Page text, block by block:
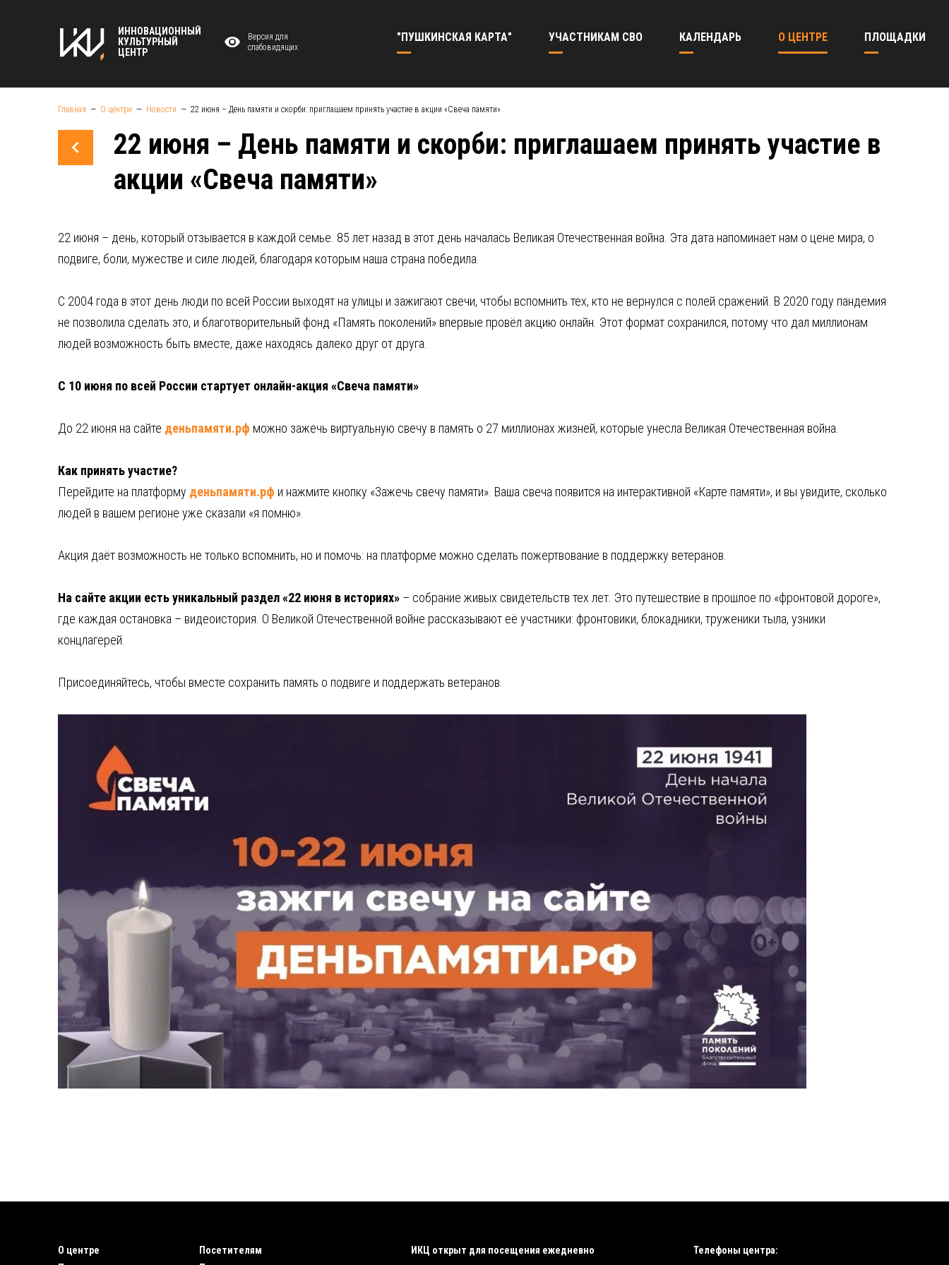
ИННОВАЦИОННЫЙ
КУЛЬТУРНЫЙ
ЦЕНТР
Версия для
слабовидящих
"ПУШКИНСКАЯ КАРТА" УЧАСТНИКАМ СВО КАЛЕНДАРЬ О ЦЕНТРЕ ПЛОЩАДКИ
Главная О центре Новости 22 июня – День памяти и скорби: приглашаем принять участие в акции «Свеча памяти»
22 июня – День памяти и скорби: приглашаем принять участие в
акции «Свеча памяти»
22 июня – день, который отзывается в каждой семье. 85 лет назад в этот день началась Великая Отечественная война. Эта дата напоминает нам о цене мира, о
подвиге, боли, мужестве и силе людей, благодаря которым наша страна победила.
С 2004 года в этот день люди по всей России выходят на улицы и зажигают свечи, чтобы вспомнить тех, кто не вернулся с полей сражений. В 2020 году пандемия
не позволила сделать это, и благотворительный фонд «Память поколений» впервые провёл акцию онлайн. Этот формат сохранился, потому что дал миллионам
людей возможность быть вместе, даже находясь далеко друг от друга.
С 10 июня по всей России стартует онлайн-акция «Свеча памяти»
До 22 июня на сайте деньпамяти.рф можно зажечь виртуальную свечу в память о 27 миллионах жизней, которые унесла Великая Отечественная война.
Как принять участие?
Перейдите на платформу деньпамяти.рф и нажмите кнопку «Зажечь свечу памяти». Ваша свеча появится на интерактивной «Карте памяти», и вы увидите, сколько
людей в вашем регионе уже сказали «я помню».
Акция даёт возможность не только вспомнить, но и помочь: на платформе можно сделать пожертвование в поддержку ветеранов.
На сайте акции есть уникальный раздел «22 июня в историях» – собрание живых свидетельств тех лет. Это путешествие в прошлое по «фронтовой дороге»,
где каждая остановка – видеоистория. О Великой Отечественной войне рассказывают её участники: фронтовики, блокадники, труженики тыла, узники
концлагерей.
Присоединяйтесь, чтобы вместе сохранить память о подвиге и поддержать ветеранов.
О центре
Посетителям
ИКЦ открыт для посещения ежедневно Телефоны центра: